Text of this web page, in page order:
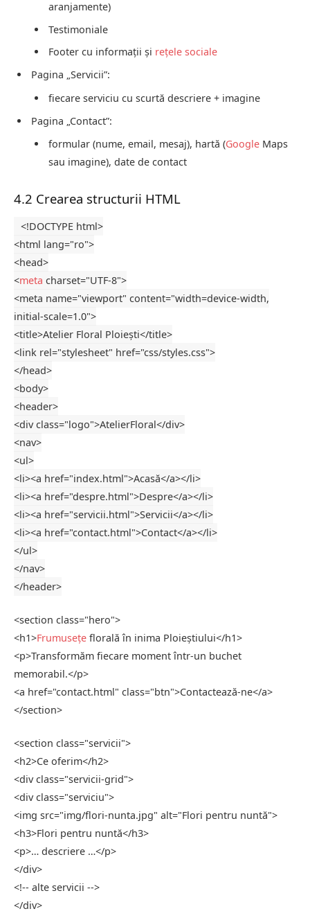
aranjamente)
Testimoniale
Footer cu informații și rețele sociale
Pagina „Servicii”:
fiecare serviciu cu scurtă descriere + imagine
Pagina „Contact”:
formular (nume, email, mesaj), hartă (Google Maps
sau imagine), date de contact
4.2 Crearea structurii HTML
<!DOCTYPE html>
<html lang="ro">
<head>
<meta charset="UTF-8">
<meta name="viewport" content="width=device-width,
initial-scale=1.0">
<title>Atelier Floral Ploiești</title>
<link rel="stylesheet" href="css/styles.css">
</head>
<body>
<header>
<div class="logo">AtelierFloral</div>
<nav>
<ul>
<li><a href="index.html">Acasă</a></li>
<li><a href="despre.html">Despre</a></li>
<li><a href="servicii.html">Servicii</a></li>
<li><a href="contact.html">Contact</a></li>
</ul>
</nav>
</header>
<section class="hero">
<h1>Frumusețe florală în inima Ploieștiului</h1>
<p>Transformăm fiecare moment într-un buchet
memorabil.</p>
<a href="contact.html" class="btn">Contactează-ne</a>
</section>
<section class="servicii">
<h2>Ce oferim</h2>
<div class="servicii-grid">
<div class="serviciu">
<img src="img/flori-nunta.jpg" alt="Flori pentru nuntă">
<h3>Flori pentru nuntă</h3>
<p>… descriere …</p>
</div>
<!-- alte servicii -->
</div>